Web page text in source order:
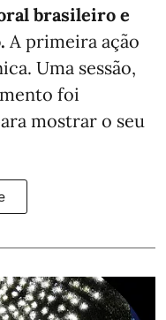
brasileiro e
A primeira ação
Uma sessão,
foi
mostrar o seu